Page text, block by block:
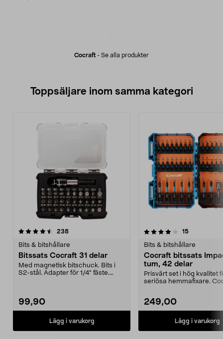
Cocraft - Se alla produkter
Toppsäljare inom samma kategori
238recensioner
Bits & bitshållare
Bitssats Cocraft 31 delar
Med magnetisk bitschuck. Bits i
S2-stål. Adapter för 1/4" fäste.
99,90
Lägg i varukorg
4.0 av 5 stjärnor 15recensioner
Bits & bitshållare
Cocraft bitssats
tum, 42 delar
Prisvärt set i hög kvalitet
seriösa hemmafixare.
249,00
Lägg i varukorg
4.5 av 5 stjärnor